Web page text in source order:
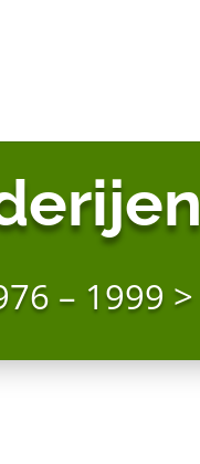
– 1999